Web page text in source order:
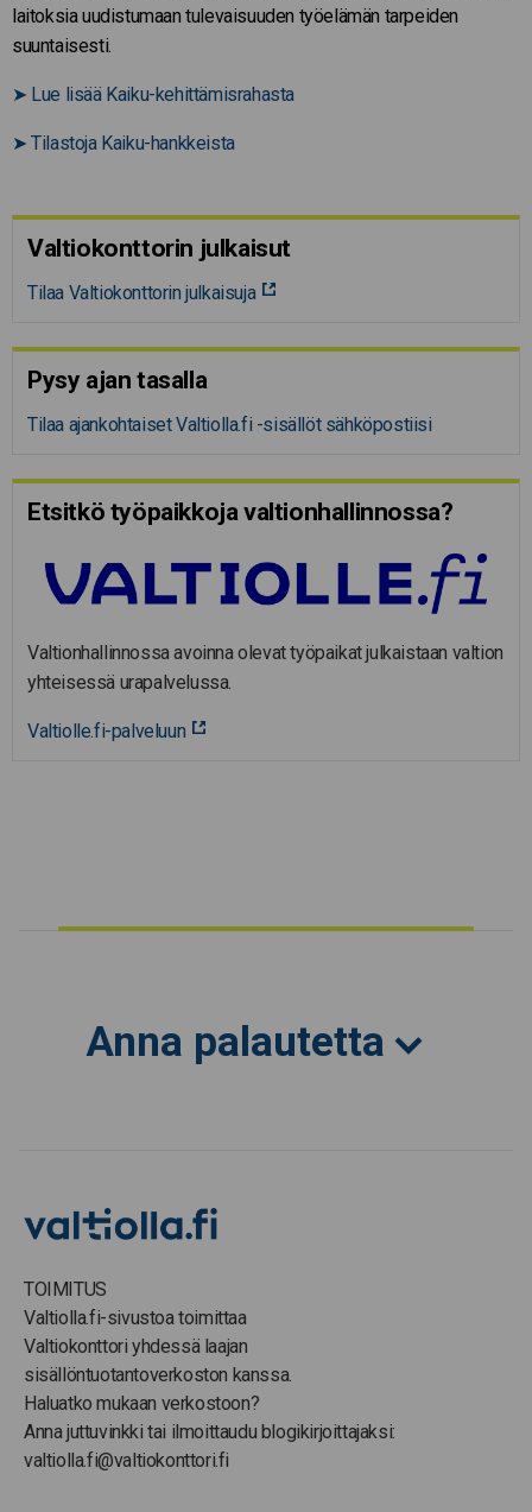
laitoksia uudistumaan tulevaisuuden työelämän tarpeiden
suuntaisesti.
➤ Lue lisää Kaiku-kehittämisrahasta
➤ Tilastoja Kaiku-hankkeista
Valtiokonttorin julkaisut
Tilaa Valtiokonttorin julkaisuja
Pysy ajan tasalla
Tilaa ajankohtaiset Valtiolla.fi -sisällöt sähköpostiisi
Etsitkö työpaikkoja valtion­hal­lin­nossa?
Valtionhallinnossa avoinna olevat työpaikat julkaistaan valtion
yhteisessä urapalvelussa.
Valtiolle.fi-palveluun
Anna palautetta
TOIMITUS
Valtiolla.fi-sivustoa toimittaa
Valtiokonttori yhdessä laajan
sisällöntuotantoverkoston kanssa.
Haluatko mukaan verkostoon?
Anna juttuvinkki tai ilmoittaudu blogikirjoittajaksi:
valtiolla.fi@valtiokonttori.fi